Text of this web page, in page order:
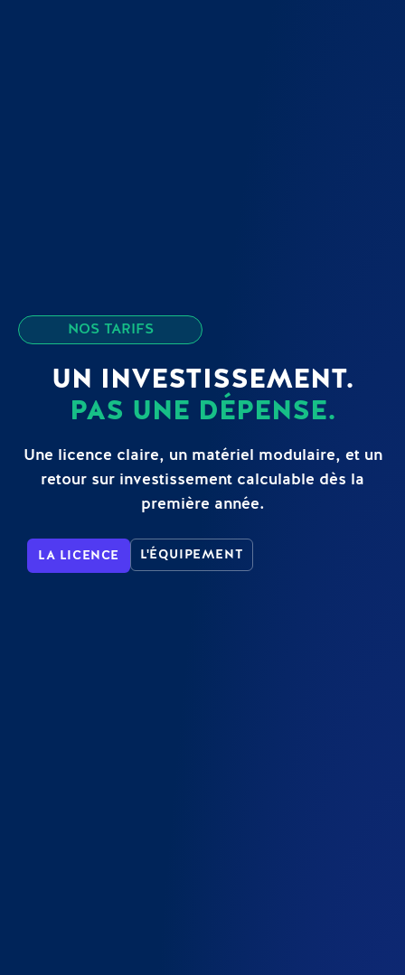
NOS TARIFS
UN INVESTISSEMENT.
PAS UNE DÉPENSE.
Une licence claire, un matériel modulaire, et un
retour sur investissement calculable dès la
première année.
LA LICENCE L'ÉQUIPEMENT